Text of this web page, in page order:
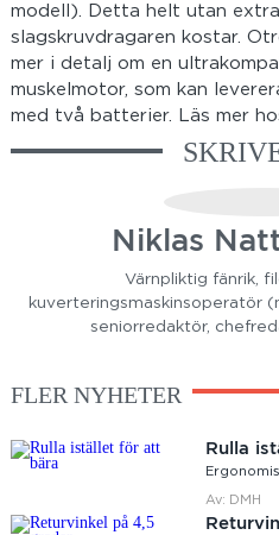
modell). Detta helt utan
slagskruvdragaren kostar.
mer i detalj om en
muskelmotor, som kan
med två batterier. Läs mer
Niklas
Värnpliktig fänrik,
kuverteringsmaskinsoperatör
seniorredaktör,
FLER NYHETER
Rulla
Av: DMH